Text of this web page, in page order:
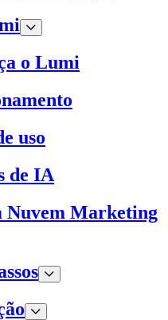
o Lumi
uso
de IA
Nuvem Marketing